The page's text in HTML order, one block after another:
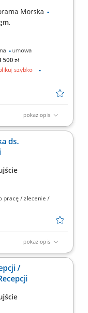
Morska
umowa
500 zł
szybko
pokaż opis
na terenie
roślin,
ds.
pracę / zlecenie /
pokaż opis
i grupowych
Budowanie
oraz
/